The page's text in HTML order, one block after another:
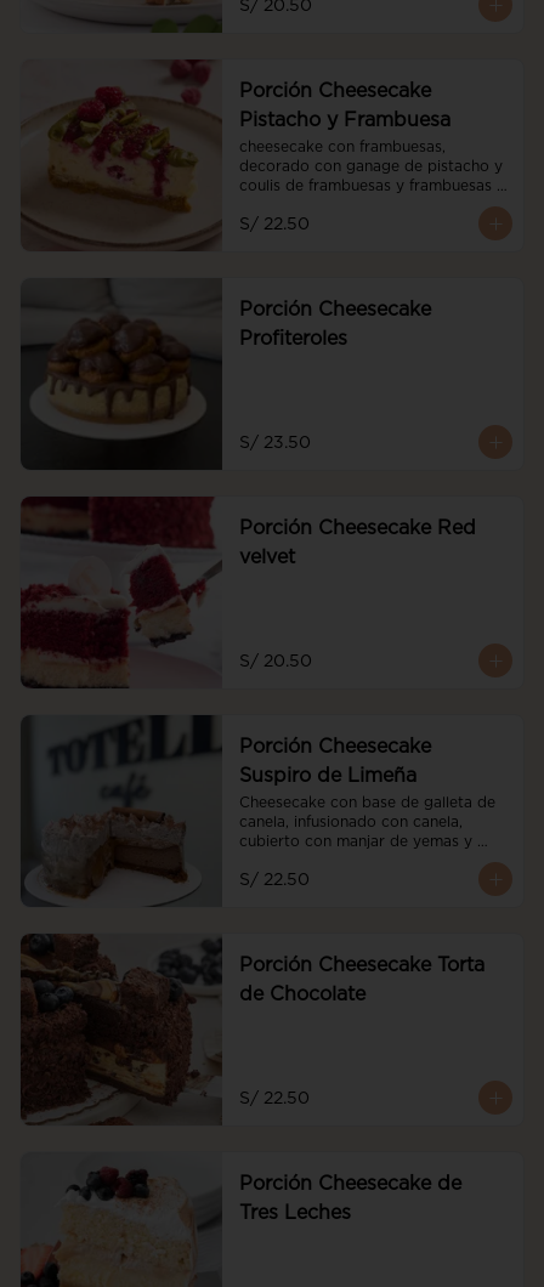
S/ 20.50
Porción Cheesecake
Pistacho y Frambuesa
cheesecake con frambuesas,
decorado con ganage de pistacho y
coulis de frambuesas y frambuesas
S/ 22.50
Porción Cheesecake
Profiteroles
S/ 23.50
Porción Cheesecake Red
velvet
S/ 20.50
Porción Cheesecake
Suspiro de Limeña
Cheesecake con base de galleta de
canela, infusionado con canela,
cubierto con manjar de yemas y
S/ 22.50
Porción Cheesecake Torta
de Chocolate
S/ 22.50
Porción Cheesecake de
Tres Leches